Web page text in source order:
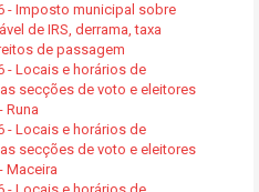
- Imposto municipal sobre
de IRS, derrama, taxa
de passagem
- Locais e horários de
secções de voto e eleitores
Runa
- Locais e horários de
secções de voto e eleitores
Maceira